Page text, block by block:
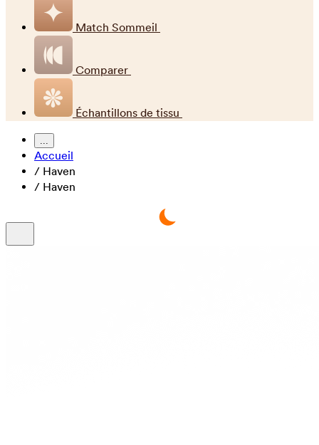
Match Sommeil
Comparer
Échantillons de tissu
...
Accueil
/ Haven
/ Haven